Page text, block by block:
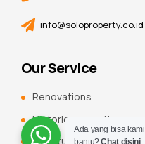
info@soloproperty.co.id
Our Service
Renovations
Historic renovations
Constuction additions
Ada yang bisa kami
bantu?Chat disini